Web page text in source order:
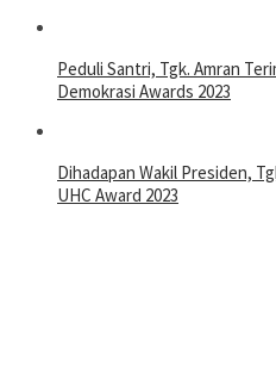
Peduli Santri, Tgk. Amran
Demokrasi Awards 2023
Dihadapan Wakil Presiden,
UHC Award 2023